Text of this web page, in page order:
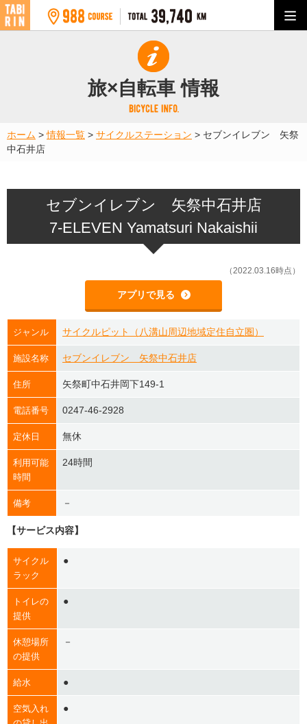
旅×自転車 情報
ホーム >情報一覧 > サイクルステーション > セブンイレブン 矢祭
中石井店
セブンイレブン 矢祭中石井店
7-ELEVEN Yamatsuri Nakaishii
（2022.03.16時点）
アプリで見る
ジャンル サイクルピット（八溝山周辺地域定住自立圏）
施設名称 セブンイレブン 矢祭中石井店
住所 矢祭町中石井岡下149-1
電話番号 0247-46-2928
定休日 無休
利用可能
時間
24時間
備考 －
【サービス内容】
サイクル
ラック
●
トイレの
提供
●
休憩場所
の提供
－
給水 ●
空気入れ
●